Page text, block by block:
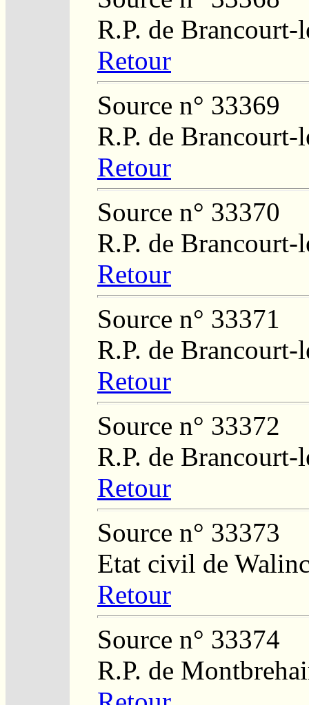
R.P. de Brancourt-
Retour
Source n° 33369
R.P. de Brancourt-
Retour
Source n° 33370
R.P. de Brancourt-
Retour
Source n° 33371
R.P. de Brancourt-
Retour
Source n° 33372
R.P. de Brancourt-
Retour
Source n° 33373
Etat civil de
Retour
Source n° 33374
R.P. de